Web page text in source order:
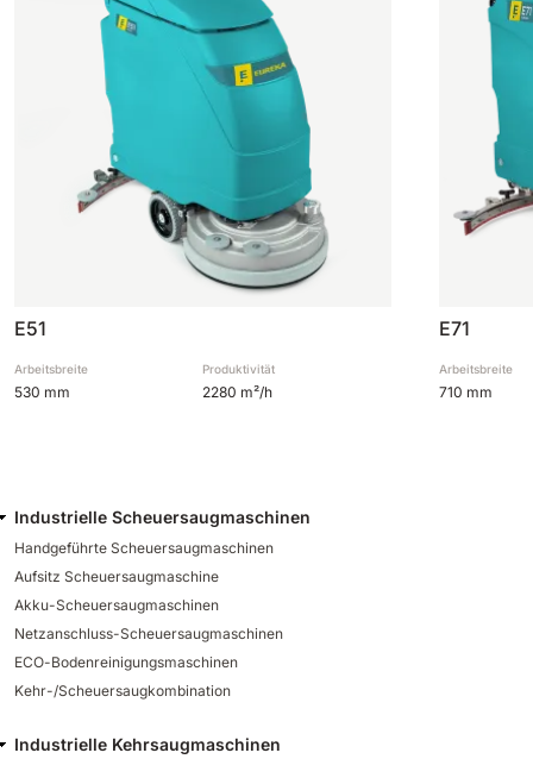
E51
Arbeitsbreite
530 mm
Produktivität
2280 m²/h
E71
Arbeitsbreite
710 mm
Industrielle Scheuersaugmaschinen
Handgeführte Scheuersaugmaschinen
Aufsitz Scheuersaugmaschine
Akku-Scheuersaugmaschinen
Netzanschluss-Scheuersaugmaschinen
ECO-Bodenreinigungsmaschinen
Kehr-/Scheuersaugkombination
Industrielle Kehrsaugmaschinen